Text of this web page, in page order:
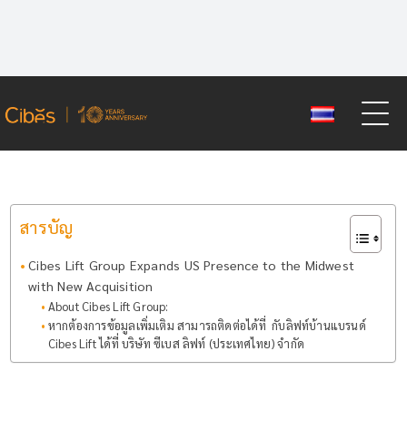
Published On: June 9, 2025
สารบัญ
Cibes Lift Group Expands US Presence to the Midwest
with New Acquisition
About Cibes Lift Group:
หากต้องการข้อมูลเพิ่มเติม สามารถติดต่อได้ที่ กับลิฟท์บ้านแบรนด์
Cibes Lift ได้ที่ บริษัท ซีเบส ลิฟท์ (ประเทศไทย) จำกัด